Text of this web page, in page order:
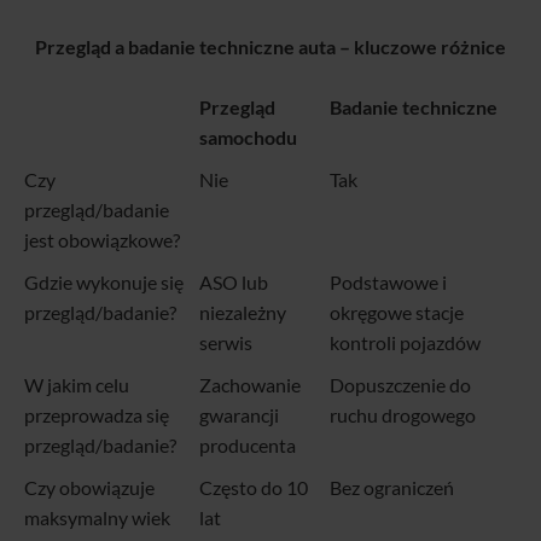
Przegląd a badanie techniczne auta – kluczowe różnice
Przegląd
samochodu
Badanie techniczne
Czy
przegląd/badanie
jest obowiązkowe?
Nie Tak
Gdzie wykonuje się
przegląd/badanie?
ASO lub
niezależny
serwis
Podstawowe i
okręgowe stacje
kontroli pojazdów
W jakim celu
przeprowadza się
przegląd/badanie?
Zachowanie
gwarancji
producenta
Dopuszczenie do
ruchu drogowego
Czy obowiązuje
maksymalny wiek
Często do 10
lat
Bez ograniczeń